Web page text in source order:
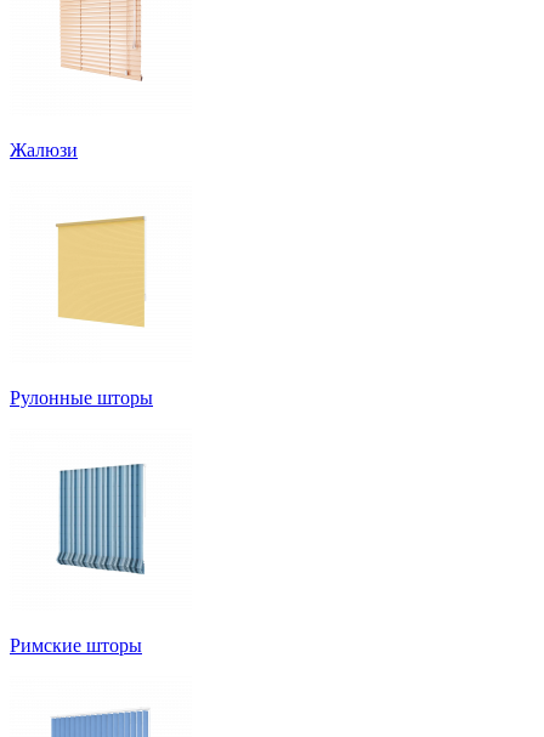
Жалюзи
Рулонные шторы
Римские шторы